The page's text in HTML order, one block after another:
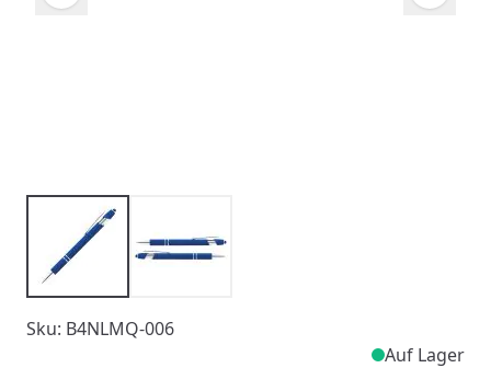
Sku: B4NLMQ-006
Auf Lager